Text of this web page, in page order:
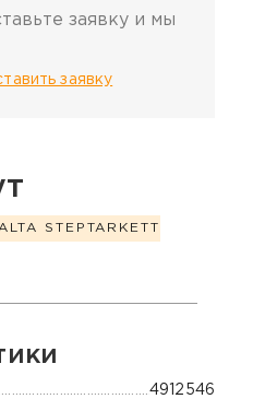
заявку и мы
заявку
ALTA STEP TARKETT
о товаре
4912546